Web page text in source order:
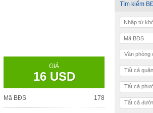
GIÁ
16 USD
Mã BĐS 178
Tìm kiếm
Văn phòng
Tất cả
Tất cả
Tất cả